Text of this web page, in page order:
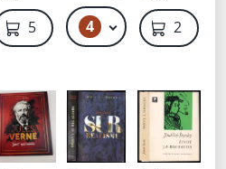
59 Kč 4 79 Kč – 89 Kč219 Kč